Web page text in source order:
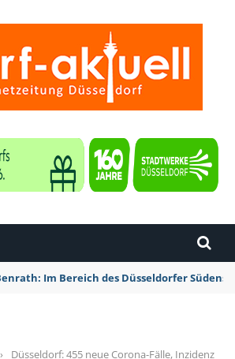
Im Bereich des Düsseldorfer
›
Düsseldorf: 455 neue Corona-Fälle, Inzidenz